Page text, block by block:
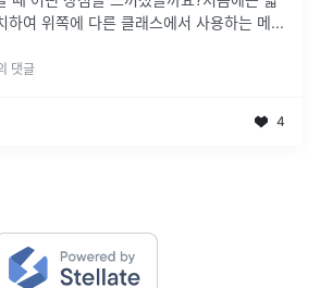
여 위쪽에 다른 클래스에서 사용하는 메...
댓글
4